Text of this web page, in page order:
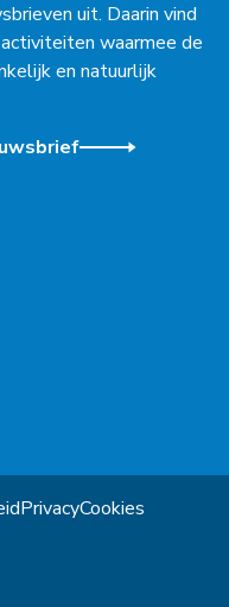
uit. Daarin vind
waarmee de
en natuurlijk
PrivacyCookies